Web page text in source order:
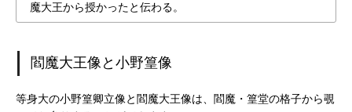
魔大王から授かったと伝わる。
閻魔大王像と小野篁像
等身大の小野篁卿立像と閻魔大王像は、閻魔・篁堂の格子から覗